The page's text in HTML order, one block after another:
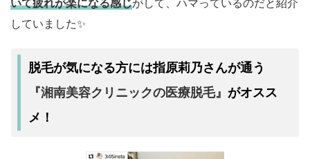
いて疲れが楽になる感じがして、ハマっているのだと紹介
していました✨
脱毛が気になる方には指原莉乃さんが通う
『湘南美容クリニックの医療脱毛』 がオスス
メ！